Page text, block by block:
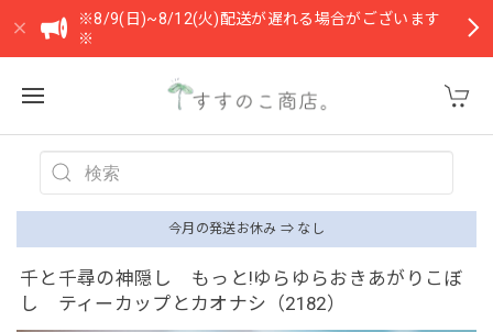
※8/9(日)~8/12(火)配送が遅れる場合がございます
※
今月の発送お休み ⇒ なし
千と千尋の神隠し もっと!ゆらゆらおきあがりこぼ
し ティーカップとカオナシ（2182）